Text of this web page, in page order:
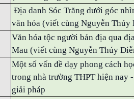
Địa danh Sóc Trăng dưới góc
văn hóa (viết cùng Nguyễn Thúy
Văn hóa tộc người bản địa qua
Mau (viết cùng Nguyễn Thúy
Một số vấn đề dạy phong cách
trong nhà trường THPT hiện nay
giải pháp